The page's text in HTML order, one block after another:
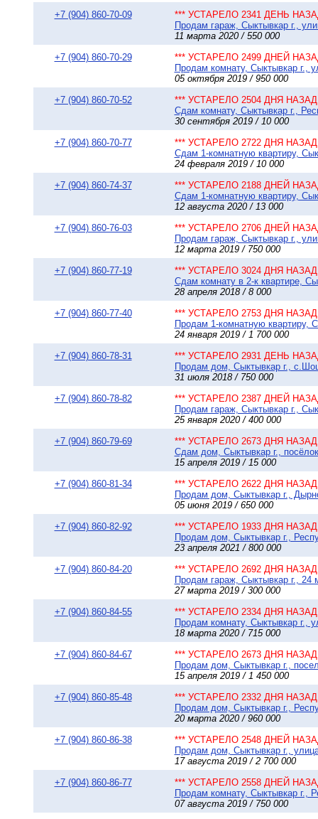
+7 (904) 860-70-09
*** УСТАРЕЛО 2341 ДЕНЬ
Продам гараж, Сыктывкар г.,
11 марта 2020 / 550 000
+7 (904) 860-70-29
*** УСТАРЕЛО 2499 ДНЕЙ
Продам комнату, Сыктывкар г.,
05 октября 2019 / 950 000
+7 (904) 860-70-52
*** УСТАРЕЛО 2504 ДНЯ НАЗАД
Сдам комнату, Сыктывкар г.,
30 сентября 2019 / 10 000
+7 (904) 860-70-77
*** УСТАРЕЛО 2722 ДНЯ НАЗАД
Сдам 1-комнатную квартиру,
24 февраля 2019 / 10 000
+7 (904) 860-74-37
*** УСТАРЕЛО 2188 ДНЕЙ
Сдам 1-комнатную квартиру,
12 августа 2020 / 13 000
+7 (904) 860-76-03
*** УСТАРЕЛО 2706 ДНЕЙ
Продам гараж, Сыктывкар г.,
12 марта 2019 / 750 000
+7 (904) 860-77-19
*** УСТАРЕЛО 3024 ДНЯ НАЗАД
Сдам комнату в 2-к квартире,
28 апреля 2018 / 8 000
+7 (904) 860-77-40
*** УСТАРЕЛО 2753 ДНЯ НАЗАД
Продам 1-комнатную квартиру,
24 января 2019 / 1 700 000
+7 (904) 860-78-31
*** УСТАРЕЛО 2931 ДЕНЬ
Продам дом, Сыктывкар г.,
31 июля 2018 / 750 000
+7 (904) 860-78-82
*** УСТАРЕЛО 2387 ДНЕЙ
Продам гараж, Сыктывкар г.,
25 января 2020 / 400 000
+7 (904) 860-79-69
*** УСТАРЕЛО 2673 ДНЯ НАЗАД
Сдам дом, Сыктывкар г.,
15 апреля 2019 / 15 000
+7 (904) 860-81-34
*** УСТАРЕЛО 2622 ДНЯ НАЗАД
Продам дом, Сыктывкар г.,
05 июня 2019 / 650 000
+7 (904) 860-82-92
*** УСТАРЕЛО 1933 ДНЯ НАЗАД
Продам дом, Сыктывкар г.,
23 апреля 2021 / 800 000
+7 (904) 860-84-20
*** УСТАРЕЛО 2692 ДНЯ НАЗАД
Продам гараж, Сыктывкар г., 24
27 марта 2019 / 300 000
+7 (904) 860-84-55
*** УСТАРЕЛО 2334 ДНЯ НАЗАД
Продам комнату, Сыктывкар г.,
18 марта 2020 / 715 000
+7 (904) 860-84-67
*** УСТАРЕЛО 2673 ДНЯ НАЗАД
Продам дом, Сыктывкар г.,
15 апреля 2019 / 1 450 000
+7 (904) 860-85-48
*** УСТАРЕЛО 2332 ДНЯ НАЗАД
Продам дом, Сыктывкар г.,
20 марта 2020 / 960 000
+7 (904) 860-86-38
*** УСТАРЕЛО 2548 ДНЕЙ
Продам дом, Сыктывкар г.,
17 августа 2019 / 2 700 000
+7 (904) 860-86-77
*** УСТАРЕЛО 2558 ДНЕЙ
Продам комнату, Сыктывкар г.,
07 августа 2019 / 750 000